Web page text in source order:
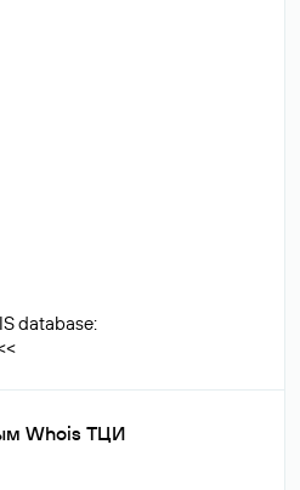
database:
Whois ТЦИ